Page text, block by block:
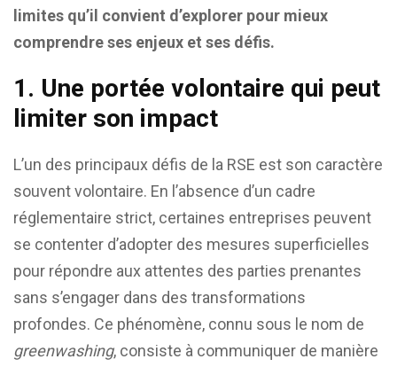
limites qu’il convient d’explorer pour mieux
comprendre ses enjeux et ses défis.
1. Une portée volontaire qui peut
limiter son impact
L’un des principaux défis de la RSE est son caractère
souvent volontaire. En l’absence d’un cadre
réglementaire strict, certaines entreprises peuvent
se contenter d’adopter des mesures superficielles
pour répondre aux attentes des parties prenantes
sans s’engager dans des transformations
profondes. Ce phénomène, connu sous le nom de
greenwashing, consiste à communiquer de manière